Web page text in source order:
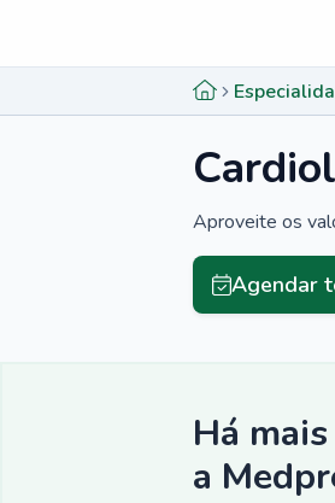
Aproveite os
Agendar
Há
a